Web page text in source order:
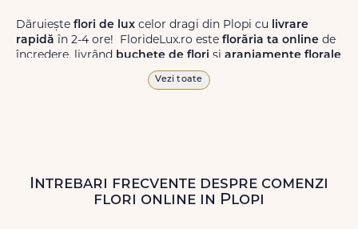
Dăruiește flori de lux celor dragi din Plopi cu livrare
rapidă în 2-4 ore! FlorideLux.ro este florăria ta online de
încredere, livrând buchete de flori și aranjamente florale
de calitate superioară în Plopi și în toată România.
Livrăm buchete de florichiar și în weekend, pentru ca tu
să poți adresa un gest frumos atunci când ai nevoie.
Vezi toate
Intrebari frecvente despre comenzi
flori online in Plopi